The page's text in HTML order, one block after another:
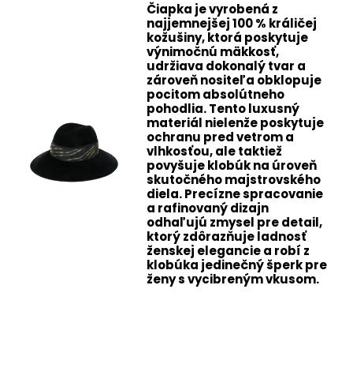
Čiapka je vyrobená z
najjemnejšej 100 % králičej
kožušiny, ktorá poskytuje
výnimočnú mäkkosť,
udržiava dokonalý tvar a
zároveň nositeľa obklopuje
pocitom absolútneho
pohodlia. Tento luxusný
materiál nielenže poskytuje
ochranu pred vetrom a
vlhkosťou, ale taktiež
povyšuje klobúk na úroveň
skutočného majstrovského
diela. Precízne spracovanie
a rafinovaný dizajn
odhaľujú zmysel pre detail,
ktorý zdôrazňuje ladnosť
ženskej elegancie a robí z
klobúka jedinečný šperk pre
ženy s vycibreným vkusom.